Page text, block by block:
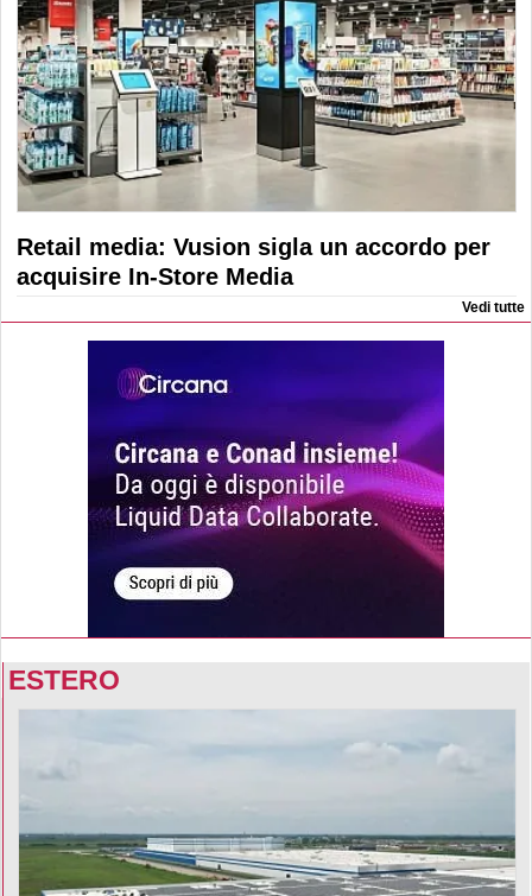
Retail media: Vusion sigla un accordo per
acquisire In-Store Media
Vedi tutte
ESTERO